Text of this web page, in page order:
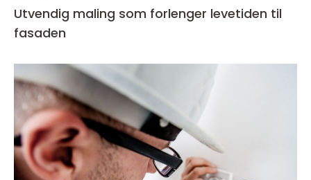
Utvendig maling som forlenger levetiden til
fasaden